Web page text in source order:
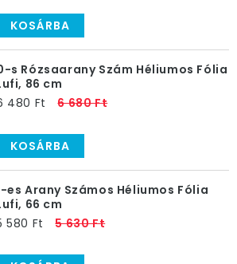
KOSÁRBA
s Rózsaarany Szám Héliumos Fólia
86 cm
480 Ft
6 680 Ft
KOSÁRBA
es Arany Számos Héliumos Fólia
66 cm
580 Ft
5 630 Ft